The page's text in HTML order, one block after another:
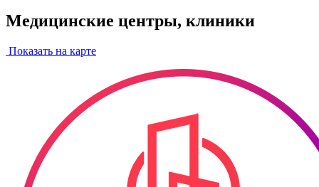
Медицинские центры, клиники
Показать на карте